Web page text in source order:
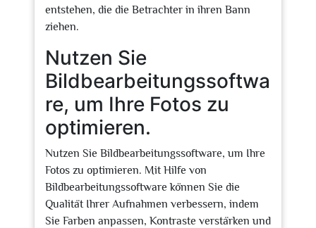
entstehen, die die Betrachter in ihren Bann
ziehen.
Nutzen Sie
Bildbearbeitungssoftwa
re, um Ihre Fotos zu
optimieren.
Nutzen Sie Bildbearbeitungssoftware, um Ihre
Fotos zu optimieren. Mit Hilfe von
Bildbearbeitungssoftware können Sie die
Qualität Ihrer Aufnahmen verbessern, indem
Sie Farben anpassen, Kontraste verstärken und